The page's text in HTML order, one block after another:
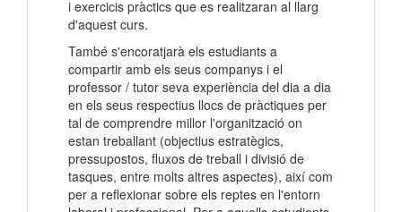
i exercicis pràctics que es realitzaran al llarg
d'aquest curs.
També s'encoratjarà els estudiants a
compartir amb els seus companys i el
professor / tutor seva experiència del dia a dia
en els seus respectius llocs de pràctiques per
tal de comprendre millor l'organització on
estan treballant (objectius estratègics,
pressupostos, fluxos de treball i divisió de
tasques, entre molts altres aspectes), així com
per a reflexionar sobre els reptes en l'entorn